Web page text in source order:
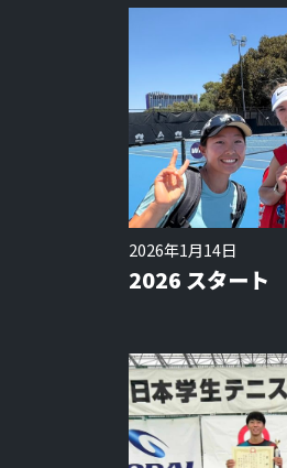
2026年1月14日
2026 スタート